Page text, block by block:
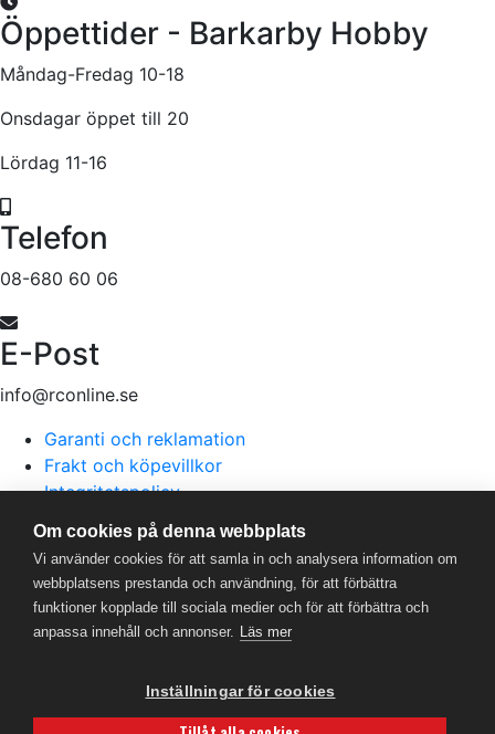
Öppettider - Barkarby Hobby
Måndag-Fredag 10-18
Onsdagar öppet till 20
Lördag 11-16
Telefon
08-680 60 06
E-Post
info@rconline.se
Garanti och reklamation
Frakt och köpevillkor
Integritetspolicy
Kontakta oss
RC Online- © 2026
559357-5706
Om cookies på denna webbplats
Vi använder cookies för att samla in och analysera information om
webbplatsens prestanda och användning, för att förbättra
funktioner kopplade till sociala medier och för att förbättra och
anpassa innehåll och annonser. Läs mer
Inställningar för cookies